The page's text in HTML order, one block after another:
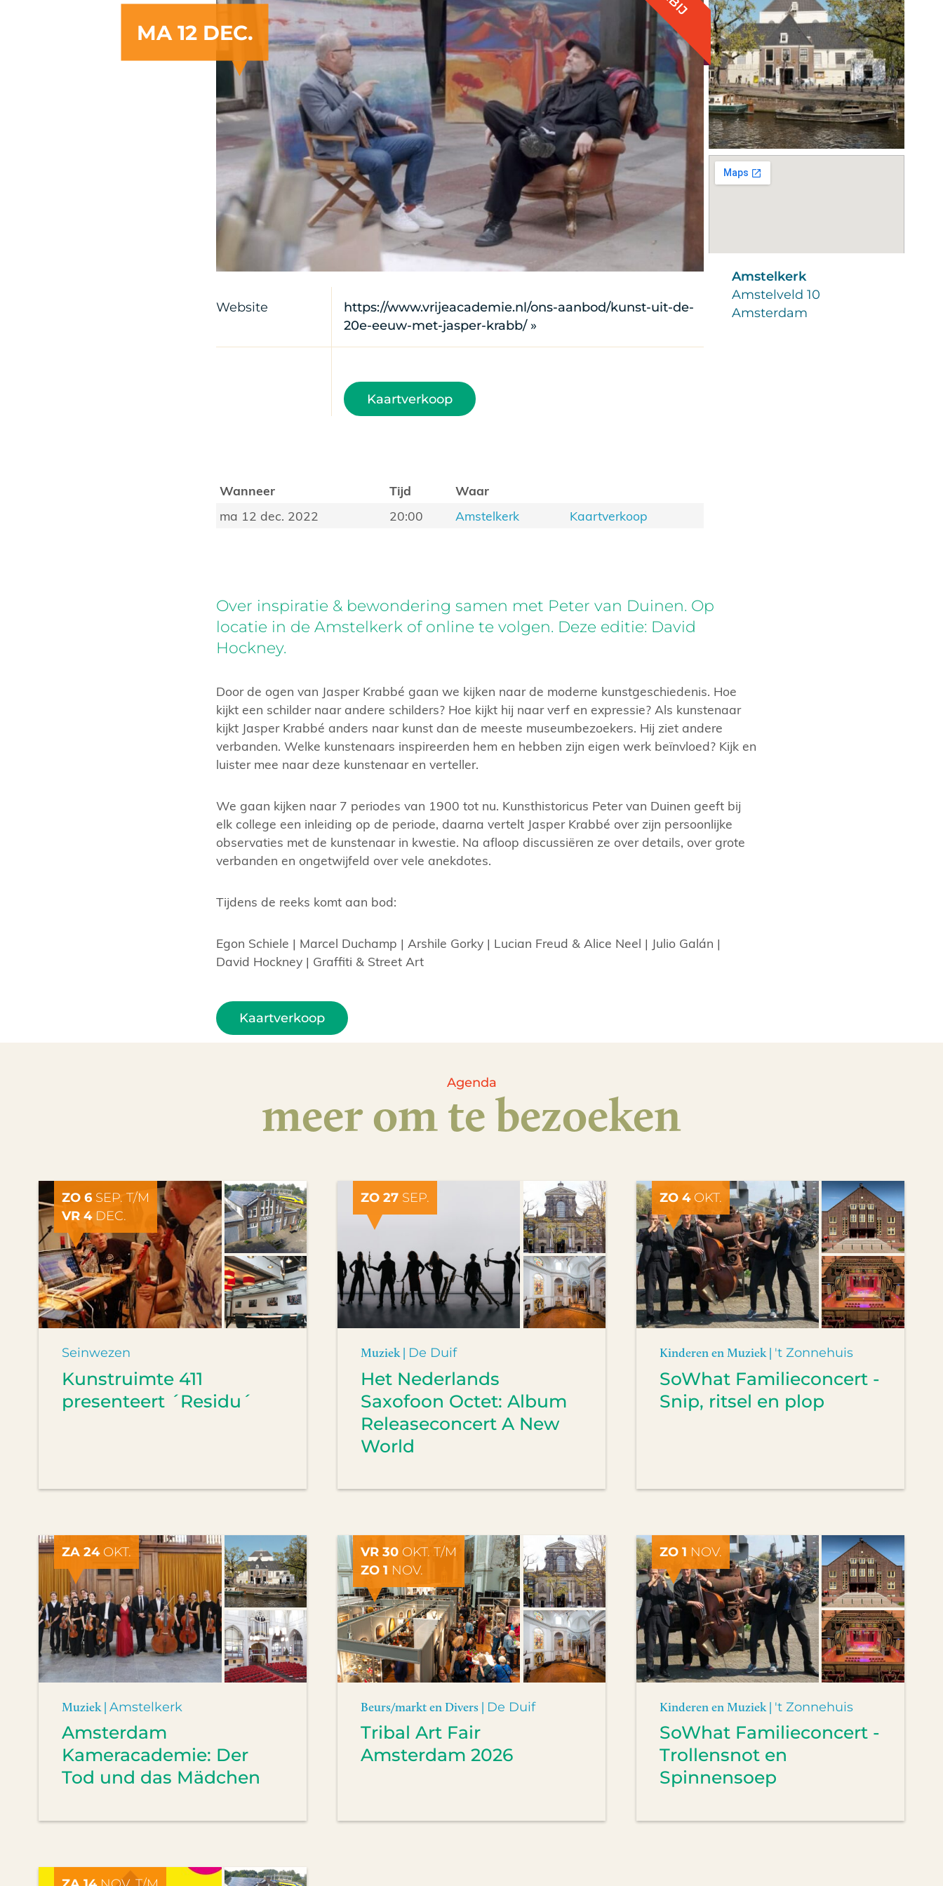
MA 12 DEC.
Artist
Website
https://www.vrijeacademie.nl/ons-aanbod/kunst-uit-de-
20e-eeuw-met-jasper-krabb/ »
Kaartverkoop
Wanneer Tijd
Waar
ma 12 dec. 2022
20:00 Amstelkerk Kaartverkoop
Amstelkerk
Amstelveld 10
Amsterdam
Over inspiratie & bewondering samen met Peter van Duinen. Op
locatie in de Amstelkerk of online te volgen. Deze editie: David
Hockney.
Door de ogen van Jasper Krabbé gaan we kijken naar de moderne kunstgeschiedenis. Hoe
kijkt een schilder naar andere schilders? Hoe kijkt hij naar verf en expressie? Als kunstenaar
kijkt Jasper Krabbé anders naar kunst dan de meeste museumbezoekers. Hij ziet andere
verbanden. Welke kunstenaars inspireerden hem en hebben zijn eigen werk beïnvloed? Kijk en
luister mee naar deze kunstenaar en verteller.
We gaan kijken naar 7 periodes van 1900 tot nu. Kunsthistoricus Peter van Duinen geeft bij
elk college een inleiding op de periode, daarna vertelt Jasper Krabbé over zijn persoonlijke
observaties met de kunstenaar in kwestie. Na afloop discussiëren ze over details, over grote
verbanden en ongetwijfeld over vele anekdotes.
Tijdens de reeks komt aan bod:
Egon Schiele | Marcel Duchamp | Arshile Gorky | Lucian Freud & Alice Neel | Julio Galán |
David Hockney | Graffiti & Street Art
Kaartverkoop
Agenda
meer om te bezoeken
ZO 6 SEP. T/M
VR 4DEC.
Seinwezen
Kunstruimte 411
presenteert ´Residu´
ZO 27SEP.
Muziek | De Duif
Het Nederlands
Saxofoon Octet: Album
Releaseconcert A New
World
ZO 4OKT.
Kinderen en Muziek | 't Zonnehuis
SoWhat Familieconcert -
Snip, ritsel en plop
ZA 24OKT.
Muziek | Amstelkerk
Amsterdam
Kameracademie: Der
Tod und das Mädchen
VR 30OKT. T/M
ZO 1 NOV.
Beurs/markt en Divers | De Duif
Tribal Art Fair
Amsterdam 2026
ZO 1 NOV.
Kinderen en Muziek | 't Zonnehuis
SoWhat Familieconcert -
Trollensnot en
Spinnensoep